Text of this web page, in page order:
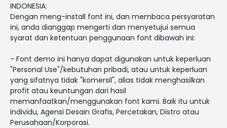
INDONESIA:
Dengan meng-install font ini, dan membaca persyaratan
ini, anda dianggap mengerti dan menyetujui semua
syarat dan ketentuan penggunaan font dibawah ini:
- Font demo ini hanya dapat digunakan untuk keperluan
"Personal Use"/kebutuhan pribadi, atau untuk keperluan
yang sifatnya tidak "komersil", alias tidak menghasilkan
profit atau keuntungan dari hasil
memanfaatkan/menggunakan font kami. Baik itu untuk
individu, Agensi Desain Grafis, Percetakan, Distro atau
Perusahaan/Korporasi.